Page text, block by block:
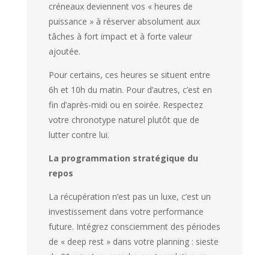
créneaux deviennent vos « heures de
puissance » à réserver absolument aux
tâches à fort impact et à forte valeur
ajoutée.
Pour certains, ces heures se situent entre
6h et 10h du matin. Pour d’autres, c’est en
fin d’après-midi ou en soirée. Respectez
votre chronotype naturel plutôt que de
lutter contre lui.
La programmation stratégique du
repos
La récupération n’est pas un luxe, c’est un
investissement dans votre performance
future. Intégrez consciemment des périodes
de « deep rest » dans votre planning : sieste